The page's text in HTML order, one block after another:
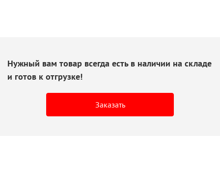
Нужный вам товар всегда есть в наличии на складе
и готов к отгрузке!
Заказать